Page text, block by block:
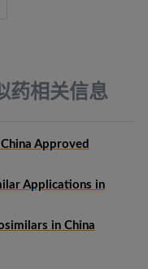
药相关信息
Approved
Applications in
in China